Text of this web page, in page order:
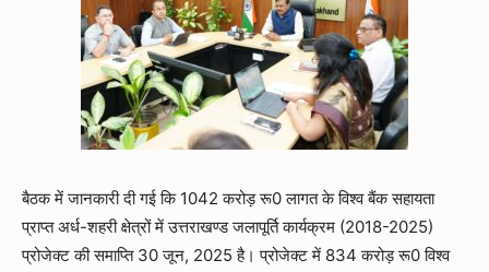
बैठक में जानकारी दी गई कि 1042 करोड़ रू0 लागत के विश्व बैंक सहायता
प्राप्त अर्ध-शहरी क्षेत्रों में उत्तराखण्ड जलापूर्ति कार्यक्रम (2018-2025)
प्रोजेक्ट की समाप्ति 30 जून, 2025 है। प्रोजेक्ट में 834 करोड़ रू0 विश्व